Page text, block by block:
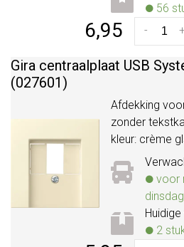
56
6,95 -
Gira centraalplaat USB
(027601)
Afdekking
zonder
kleur: crème
voor
2